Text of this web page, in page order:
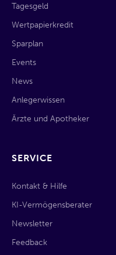
Tagesgeld
Wertpapierkredit
Sparplan
Events
News
Anlegerwissen
Ärzte und Apotheker
SERVICE
Kontakt & Hilfe
KI-Vermögensberater
Newsletter
Feedback